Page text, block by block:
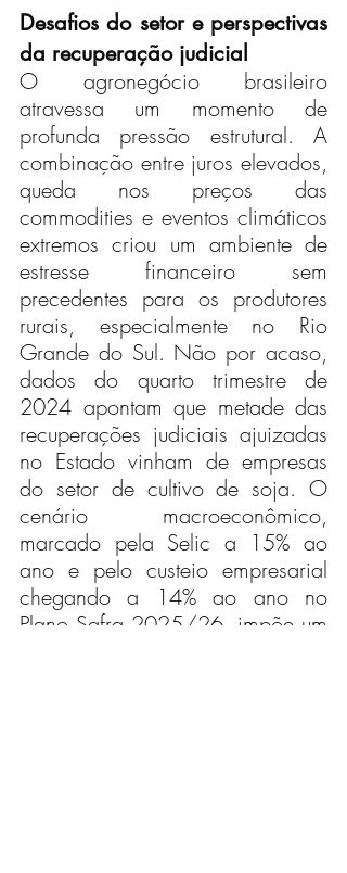
Desafios do setor e perspectivas
da recuperação judicial
O agronegócio brasileiro
atravessa um momento de
profunda pressão estrutural. A
combinação entre juros elevados,
queda nos preços das
commodities e eventos climáticos
extremos criou um ambiente de
estresse financeiro sem
precedentes para os produtores
rurais, especialmente no Rio
Grande do Sul. Não por acaso,
dados do quarto trimestre de
2024 apontam que metade das
recuperações judiciais ajuizadas
no Estado vinham de empresas
do setor de cultivo de soja. O
cenário macroeconômico,
marcado pela Selic a 15% ao
ano e pelo custeio empresarial
chegando a 14% ao ano no
Plano Safra 2025/26, impõe um